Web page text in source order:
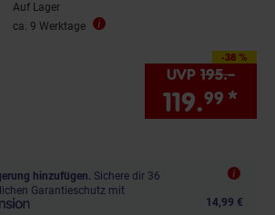
Auf Lager
ca. 9 Werktage
-38 %
Sie Sparen 38
UVP 195.–UVP
119.99 *
hinzufügen. Sichere dir 36
Garantieschutz mit
14,99 €